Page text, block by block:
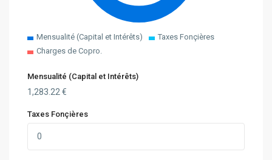
Mensualité (Capital et Intérêts)
Taxes Fonçières
Charges de Copro.
Mensualité (Capital et Intérêts)
1,283.22 €
Taxes Fonçières